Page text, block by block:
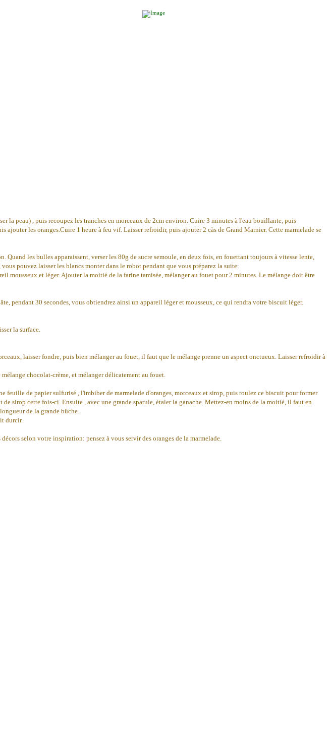
la peau) , puis recoupez les tranches en morceaux de 2cm environ. Cuire 3 minutes à l'eau bouillante, puis
ajouter les oranges.Cuire 1 heure à feu vif. Laisser refroidir, puis ajouter 2 càs de Grand Marnier. Cette marmelade se
les bulles apparaissent, verser les 80g de sucre semoule, en deux fois, en fouettant toujours à vitesse lente,
pouvez laisser les blancs monter dans le robot pendant que vous préparez la suite:
mousseux et léger. Ajouter la moitié de la farine tamisée, mélanger au fouet pour 2 minutes. Le mélange doit être
pendant 30 secondes, vous obtiendrez ainsi un appareil léger et mousseux, ce qui rendra votre biscuit léger.
la surface.
laisser fondre, puis bien mélanger au fouet, il faut que le mélange prenne un aspect onctueux. Laisser refroidir à
chocolat-crème, et mélanger délicatement au fouet.
de papier sulfurisé , l'imbiber de marmelade d'oranges, morceaux et sirop, puis roulez ce biscuit pour former
sirop cette fois-ci. Ensuite , avec une grande spatule, étaler la ganache. Mettez-en moins de la moitié, il faut en
de la grande bûche.
durcir.
selon votre inspiration: pensez à vous servir des oranges de la marmelade.